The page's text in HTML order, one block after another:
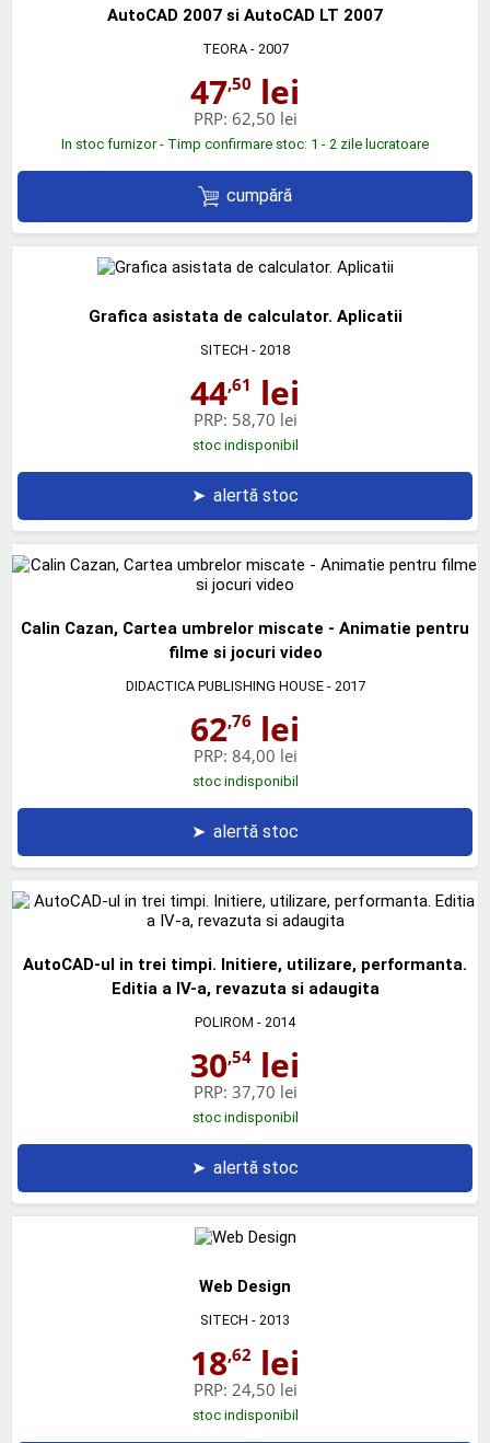
AutoCAD 2007 si AutoCAD LT 2007
TEORA- 2007
47,50 lei
PRP: 62,50 lei
In stoc furnizor - Timp confirmare stoc: 1 - 2 zile lucratoare
cumpără
Grafica asistata de calculator. Aplicatii
SITECH - 2018
44,61 lei
PRP: 58,70 lei
stoc indisponibil
➤ alertă stoc
Calin Cazan, Cartea umbrelor miscate - Animatie pentru
filme si jocuri video
DIDACTICA PUBLISHING HOUSE- 2017
62,76 lei
PRP: 84,00 lei
stoc indisponibil
➤ alertă stoc
AutoCAD-ul in trei timpi. Initiere, utilizare, performanta.
Editia a IV-a, revazuta si adaugita
POLIROM - 2014
30,54 lei
PRP: 37,70 lei
stoc indisponibil
➤ alertă stoc
Web Design
SITECH - 2013
18,62 lei
PRP: 24,50 lei
stoc indisponibil